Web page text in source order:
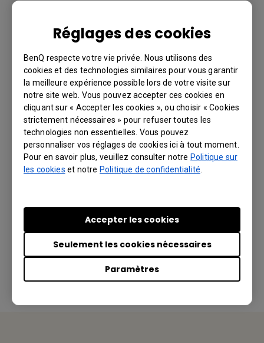
Réglages des cookies
BenQ respecte votre vie privée. Nous utilisons des
cookies et des technologies similaires pour vous garantir
la meilleure expérience possible lors de votre visite sur
notre site web. Vous pouvez accepter ces cookies en
cliquant sur « Accepter les cookies », ou choisir « Cookies
strictement nécessaires » pour refuser toutes les
technologies non essentielles. Vous pouvez
personnaliser vos réglages de cookies ici à tout moment.
Pour en savoir plus, veuillez consulter notrePolitique sur
les cookies et notrePolitique de confidentialité
Paramètres
Seulement les cookies nécessaires
Accepter les cookies
Modèles applicables
PD2700U, PD3220U, SW271 27 inch 4K Adobe RGB
PhotoVue Photographer Monitor
Ces informations vous ont-elles été utiles ?
Oui Non